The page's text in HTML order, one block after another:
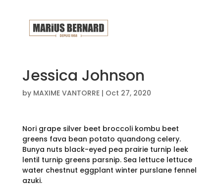
Jessica Johnson
by MAXIME VANTORRE| Oct 27, 2020
Nori grape silver beet broccoli kombu beet
greens fava bean potato quandong celery.
Bunya nuts black-eyed pea prairie turnip leek
lentil turnip greens parsnip. Sea lettuce lettuce
water chestnut eggplant winter purslane fennel
azuki.